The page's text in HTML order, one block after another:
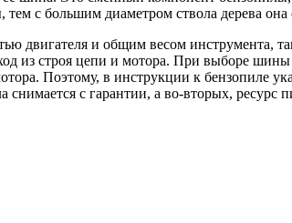
с большим диаметром ствола дерева
и общим весом инструмента,
из строя цепи и мотора. При выборе
Поэтому, в инструкции к
с гарантии, а во-вторых, ресурс